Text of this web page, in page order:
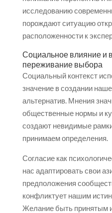
исследованию
порождают ситуацию
расположенности к
Социальное влияние и
переживание выбора
Социальный контекст
значение в создании
альтернатив. Мнения
общественные нормы и
создают невидимые
принимаем определения.
Согласие как
нас адаптировать свои
предположения
конфликтует нашим
Желание быть принятым